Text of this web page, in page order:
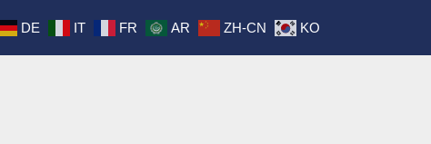
DE IT FR AR ZH-CN KO